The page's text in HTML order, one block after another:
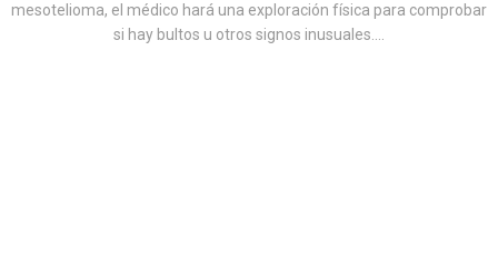
mesotelioma, el médico hará una exploración física para comprobar
si hay bultos u otros signos inusuales....